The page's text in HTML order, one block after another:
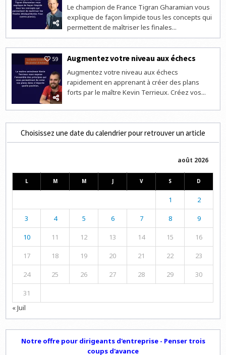
Le champion de France Tigran Gharamian vous
explique de façon limpide tous les concepts qui
permettent de maîtriser les finales...
59 Augmentez votre niveau aux échecs
Augmentez votre niveau aux échecs
rapidement en apprenant à créer des plans
forts par le maître Kevin Terrieux. Créez vos...
Choisissez une date du calendrier pour retrouver un article
août 2026
L M M J V S D
1 2
3 4 5 6 7 8 9
10 11 12 13 14 15 16
17 18 19 20 21 22 23
24 25 26 27 28 29 30
31
« Juil
Notre offre pour dirigeants d'entreprise - Penser trois
coups d'avance